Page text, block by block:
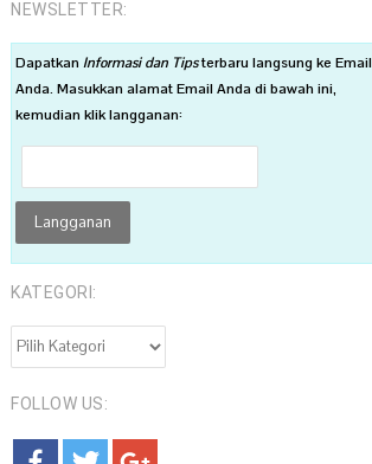
NEWSLETTER:
DapatkanInformasi dan Tipsterbaru langsung ke Email
Anda. Masukkan alamat Email Anda di bawah ini,
kemudian klik langganan:
KATEGORI:
KATEGORI:
FOLLOW US: